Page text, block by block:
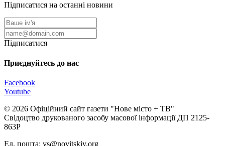
Підписатися на останні новини
Підписатися
Приєднуйтесь до нас
Facebook
Youtube
© 2026 Офіційний сайт газети "Нове мiсто + ТВ"
Свідоцтво друкованого засобу масової інформації ДП 2125-
863Р
Ел. пошта: vs@novitskiy.org